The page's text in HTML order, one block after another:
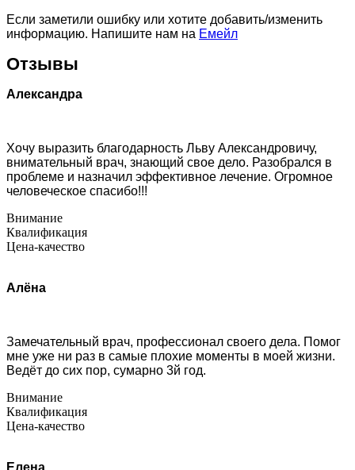
Если заметили ошибку или хотите добавить/изменить
информацию. Напишите нам на Емейл
Отзывы
Александра
Хочу выразить благодарность Льву Александровичу,
внимательный врач, знающий свое дело. Разобрался в
проблеме и назначил эффективное лечение. Огромное
человеческое спасибо!!!
Внимание
Квалификация
Цена-качество
Алёна
Замечательный врач, профессионал своего дела. Помог
мне уже ни раз в самые плохие моменты в моей жизни.
Ведёт до сих пор, сумарно 3й год.
Внимание
Квалификация
Цена-качество
Елена